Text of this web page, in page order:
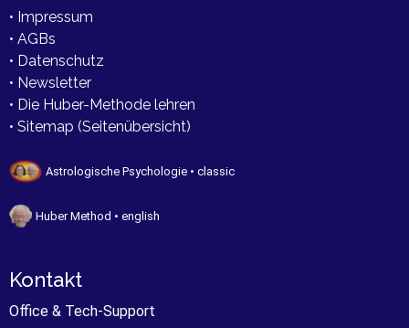
• Impressum
• AGBs
• Datenschutz
• Newsletter
• Die Huber-Methode lehren
• Sitemap (Seitenübersicht)
Astrologische Psychologie • classic
Huber Method • english
Kontakt
Office & Tech-Support